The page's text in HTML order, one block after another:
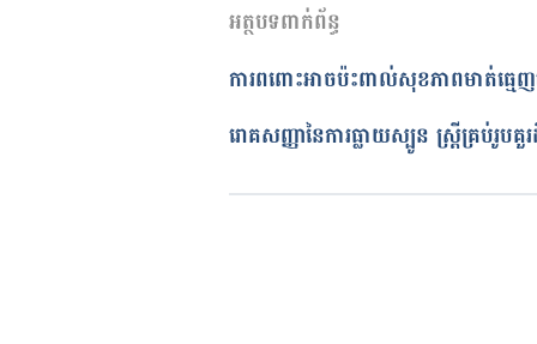
Mother’s diet affects the
genes. https://
March 01, 2017.
29/07/2019
អត្ថបទ​ដោយ
ចាន់ សុខឡាង
ត្រួតពិនិត្យដោយគឹម កាណែល
បច្ចុប្បន្នភាពដោយ៖
Solika
អត្ថបទពាក់ព័ន្ធ
ការពពោះអាចប៉ះពាល់សុខភាពមាត់ធ្មេ
រោគសញ្ញានៃការធ្លាយស្បូន ស្រ្តីគ្រប់រូបគួ